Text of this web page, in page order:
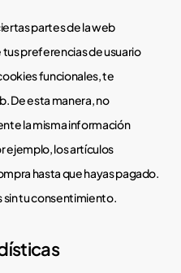
partes de la web
preferencias de usuario
funcionales, te
De esta manera, no
la misma información
ejemplo, los artículos
hasta que hayas pagado.
sin tu consentimiento.